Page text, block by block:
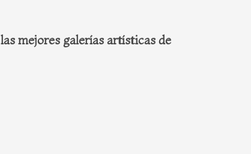
las mejores galerías artísticas de